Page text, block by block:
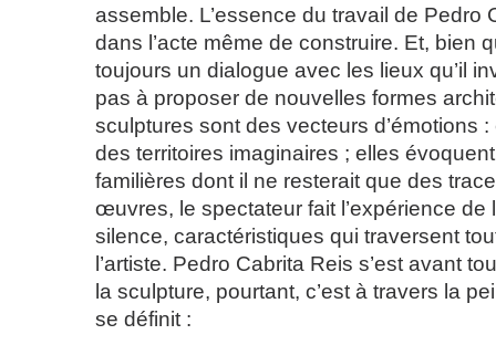
assemble. L’essence du travail de Pedro
dans l’acte même de construire. Et, bien
toujours un dialogue avec les lieux qu’il
pas à proposer de nouvelles formes
sculptures sont des vecteurs d’émotions
des territoires imaginaires ; elles
familières dont il ne resterait que des
œuvres, le spectateur fait l’expérience de
silence, caractéristiques qui traversent
l’artiste. Pedro Cabrita Reis s’est avant
la sculpture, pourtant, c’est à travers la
se définit :